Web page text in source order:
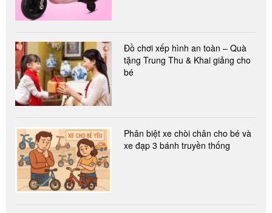
Đồ chơi xếp hình an toàn – Quà
tặng Trung Thu & Khai giảng cho
bé
Phân biệt xe chòi chân cho bé và
xe đạp 3 bánh truyền thống